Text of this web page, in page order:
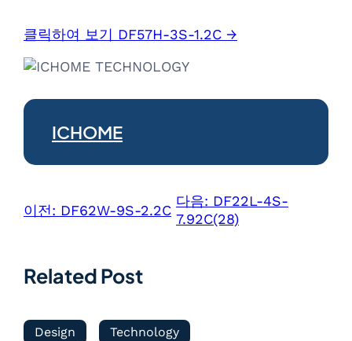
클릭하여 보기 DF57H-3S-1.2C →
ICHOME
이전: DF62W-9S-2.2C
다음: DF22L-4S-
7.92C(28)
Related Post
Design Technology